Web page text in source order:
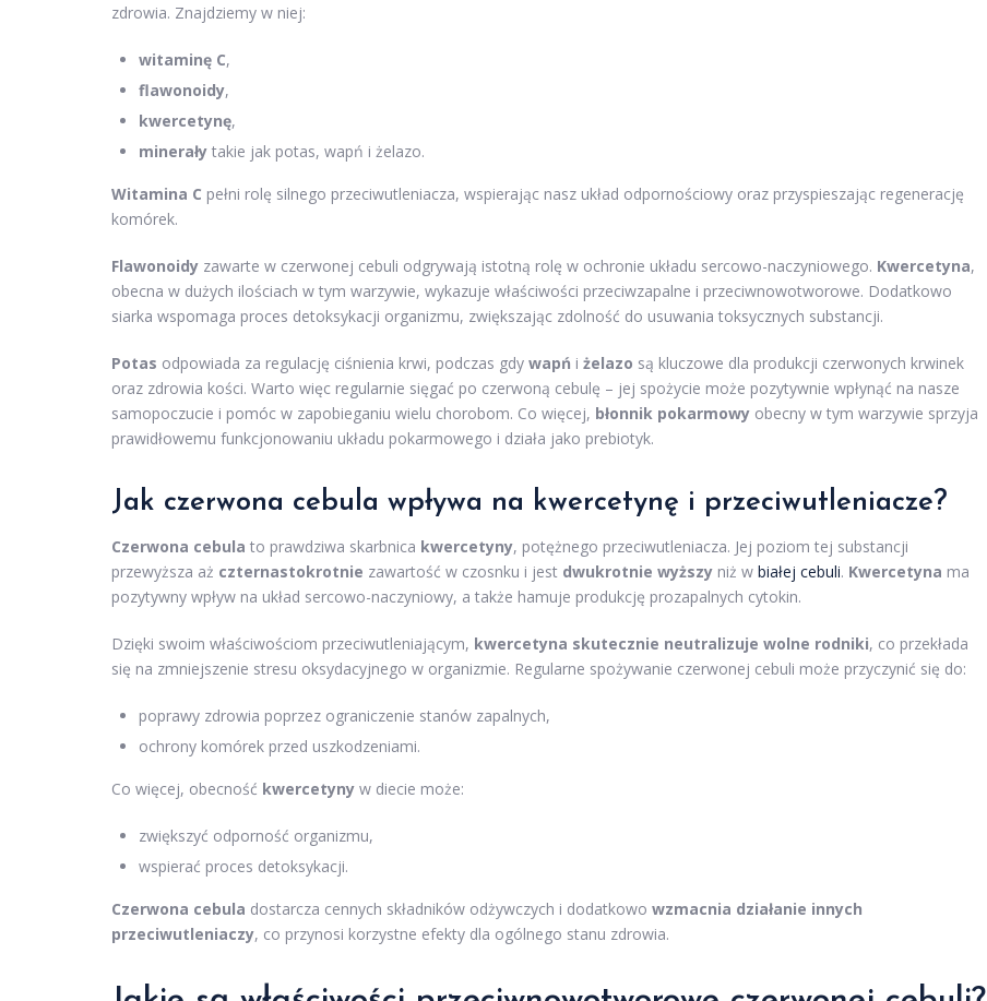
zdrowia. Znajdziemy w niej:
witaminę C,
flawonoidy,
kwercetynę,
minerały takie jak potas, wapń i żelazo.
Witamina C pełni rolę silnego przeciwutleniacza, wspierając nasz układ odpornościowy oraz przyspieszając regenerację
komórek.
Flawonoidy zawarte w czerwonej cebuli odgrywają istotną rolę w ochronie układu sercowo-naczyniowego. Kwercetyna,
obecna w dużych ilościach w tym warzywie, wykazuje właściwości przeciwzapalne i przeciwnowotworowe. Dodatkowo
siarka wspomaga proces detoksykacji organizmu, zwiększając zdolność do usuwania toksycznych substancji.
Potas odpowiada za regulację ciśnienia krwi, podczas gdy wapń i żelazo są kluczowe dla produkcji czerwonych krwinek
oraz zdrowia kości. Warto więc regularnie sięgać po czerwoną cebulę – jej spożycie może pozytywnie wpłynąć na nasze
samopoczucie i pomóc w zapobieganiu wielu chorobom. Co więcej, błonnik pokarmowy obecny w tym warzywie sprzyja
prawidłowemu funkcjonowaniu układu pokarmowego i działa jako prebiotyk.
Jak czerwona cebula wpływa na kwercetynę i przeciwutleniacze?
Czerwona cebula to prawdziwa skarbnica kwercetyny, potężnego przeciwutleniacza. Jej poziom tej substancji
przewyższa aż czternastokrotnie zawartość w czosnku i jest dwukrotnie wyższy niż w białej cebuli. Kwercetyna ma
pozytywny wpływ na układ sercowo-naczyniowy, a także hamuje produkcję prozapalnych cytokin.
Dzięki swoim właściwościom przeciwutleniającym, kwercetyna skutecznie neutralizuje wolne rodniki, co przekłada
się na zmniejszenie stresu oksydacyjnego w organizmie. Regularne spożywanie czerwonej cebuli może przyczynić się do:
poprawy zdrowia poprzez ograniczenie stanów zapalnych,
ochrony komórek przed uszkodzeniami.
Co więcej, obecność kwercetyny w diecie może:
zwiększyć odporność organizmu,
wspierać proces detoksykacji.
Czerwona cebula dostarcza cennych składników odżywczych i dodatkowo wzmacnia działanie innych
przeciwutleniaczy, co przynosi korzystne efekty dla ogólnego stanu zdrowia.